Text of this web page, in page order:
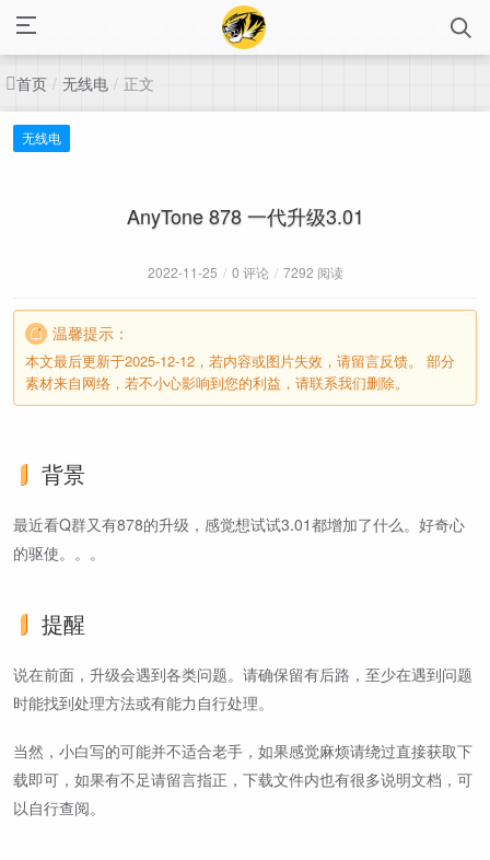
首页 / 无线电 / 正文
无线电
AnyTone 878 一代升级3.01
2022-11-25 / 0 评论 / 7292 阅读
温馨提示：
本文最后更新于2025-12-12，若内容或图片失效，请留言反馈。 部分
素材来自网络，若不小心影响到您的利益，请联系我们删除。
背景
最近看Q群又有878的升级，感觉想试试3.01都增加了什么。好奇心
的驱使。。。
提醒
说在前面，升级会遇到各类问题。请确保留有后路，至少在遇到问题
时能找到处理方法或有能力自行处理。
当然，小白写的可能并不适合老手，如果感觉麻烦请绕过直接获取下
载即可，如果有不足请留言指正，下载文件内也有很多说明文档，可
以自行查阅。